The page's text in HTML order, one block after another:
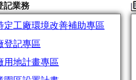
記業務
定工廠環境改善補助專區
登記專區
用地計畫專區